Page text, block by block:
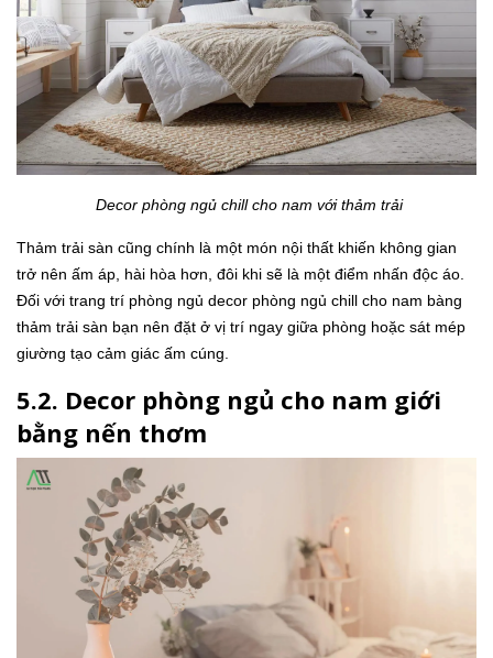
Decor phòng ngủ chill cho nam với thảm trải
Thảm trải sàn cũng chính là một món nội thất khiến không gian
trở nên ấm áp, hài hòa hơn, đôi khi sẽ là một điểm nhấn độc áo.
Đối với trang trí phòng ngủ decor phòng ngủ chill cho nam bàng
thảm trải sàn bạn nên đặt ở vị trí ngay giữa phòng hoặc sát mép
giường tạo cảm giác ấm cúng.
5.2. Decor phòng ngủ cho nam giới
bằng nến thơm